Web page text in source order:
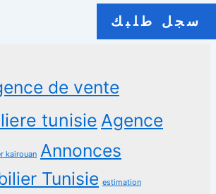
سجل طلبك
de vente
tunisieAgence
kairouan Annonces
Tunisie estimation